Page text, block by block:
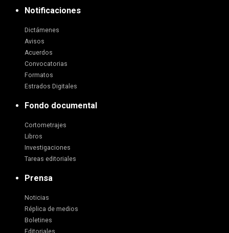
Notificaciones
Dictámenes
Avisos
Acuerdos
Convocatorias
Formatos
Estrados Digitales
Fondo documental
Cortometrajes
Libros
Investigaciones
Tareas editoriales
Prensa
Noticias
Réplica de medios
Boletines